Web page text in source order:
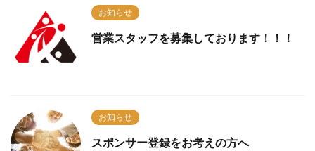
お知らせ
営業スタッフを募集しております！！！
お知らせ
スポンサー登録をお考えの方へ